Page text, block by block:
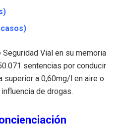
Vial en su memoria
sentencias por conducir
superior a 0,60mg/l en aire o
de drogas.